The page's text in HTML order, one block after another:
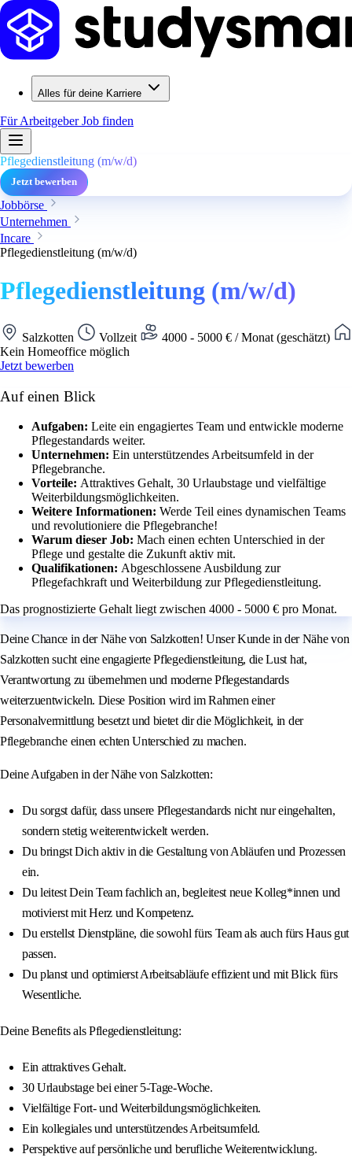
Alles für deine Karriere
Für ArbeitgeberJob finden
Pflegedienstleitung (m/w/d)
Jetzt bewerben
Jobbörse
Unternehmen
Incare
Pflegedienstleitung (m/w/d)
Pflegedienstleitung (m/w/d)
Salzkotten Vollzeit
4000 - 5000 € / Monat (geschätzt)
Kein Homeoffice möglich
Jetzt bewerben
Auf einen Blick
Aufgaben: Leite ein engagiertes Team und entwickle moderne
Pflegestandards weiter.
Unternehmen: Ein unterstützendes Arbeitsumfeld in der
Pflegebranche.
Vorteile: Attraktives Gehalt, 30 Urlaubstage und vielfältige
Weiterbildungsmöglichkeiten.
Weitere Informationen: Werde Teil eines dynamischen Teams
und revolutioniere die Pflegebranche!
Warum dieser Job: Mach einen echten Unterschied in der
Pflege und gestalte die Zukunft aktiv mit.
Qualifikationen: Abgeschlossene Ausbildung zur
Pflegefachkraft und Weiterbildung zur Pflegedienstleitung.
Das prognostizierte Gehalt liegt zwischen 4000 - 5000 € pro Monat.
Deine Chance in der Nähe von Salzkotten! Unser Kunde in der Nähe von
Salzkotten sucht eine engagierte Pflegedienstleitung, die Lust hat,
Verantwortung zu übernehmen und moderne Pflegestandards
weiterzuentwickeln. Diese Position wird im Rahmen einer
Personalvermittlung besetzt und bietet dir die Möglichkeit, in der
Pflegebranche einen echten Unterschied zu machen.
Deine Aufgaben in der Nähe von Salzkotten:
Du sorgst dafür, dass unsere Pflegestandards nicht nur eingehalten,
sondern stetig weiterentwickelt werden.
Du bringst Dich aktiv in die Gestaltung von Abläufen und Prozessen
ein.
Du leitest Dein Team fachlich an, begleitest neue Kolleg*innen und
motivierst mit Herz und Kompetenz.
Du erstellst Dienstpläne, die sowohl fürs Team als auch fürs Haus gut
passen.
Du planst und optimierst Arbeitsabläufe effizient und mit Blick fürs
Wesentliche.
Deine Benefits als Pflegedienstleitung:
Ein attraktives Gehalt.
30 Urlaubstage bei einer 5-Tage-Woche.
Vielfältige Fort- und Weiterbildungsmöglichkeiten.
Ein kollegiales und unterstützendes Arbeitsumfeld.
Perspektive auf persönliche und berufliche Weiterentwicklung.